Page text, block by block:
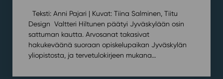
Teksti: Anni Pajari | Kuvat: Tiina Salminen, Tiitu
Design Valtteri Hiltunen päätyi Jyväskylään osin
sattuman kautta. Arvosanat takasivat
hakukeväänä suoraan opiskelupaikan Jyväskylän
yliopistosta, ja tervetulokirjeen mukana…